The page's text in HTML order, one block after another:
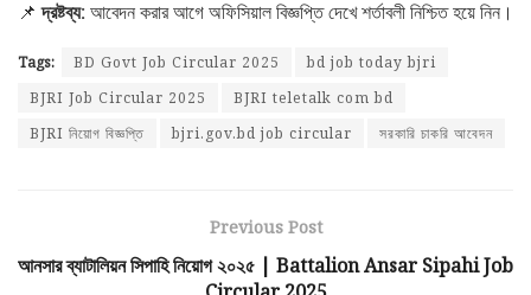
📌দ্রষ্টব্য: আবেদন করার আগে অফিসিয়াল বিজ্ঞপ্তি দেখে শর্তাবলী নিশ্চিত হয়ে নিন।
Tags: BD Govt Job Circular 2025
bd job today bjri
BJRI Job Circular 2025
BJRI teletalk com bd
BJRI নিয়োগ বিজ্ঞপ্তি
bjri.gov.bd job circular সরকারি চাকরি আবেদন
Previous Post
আনসার ব্যাটালিয়ন সিপাহি নিয়োগ ২০২৫ | Battalion Ansar Sipahi Job